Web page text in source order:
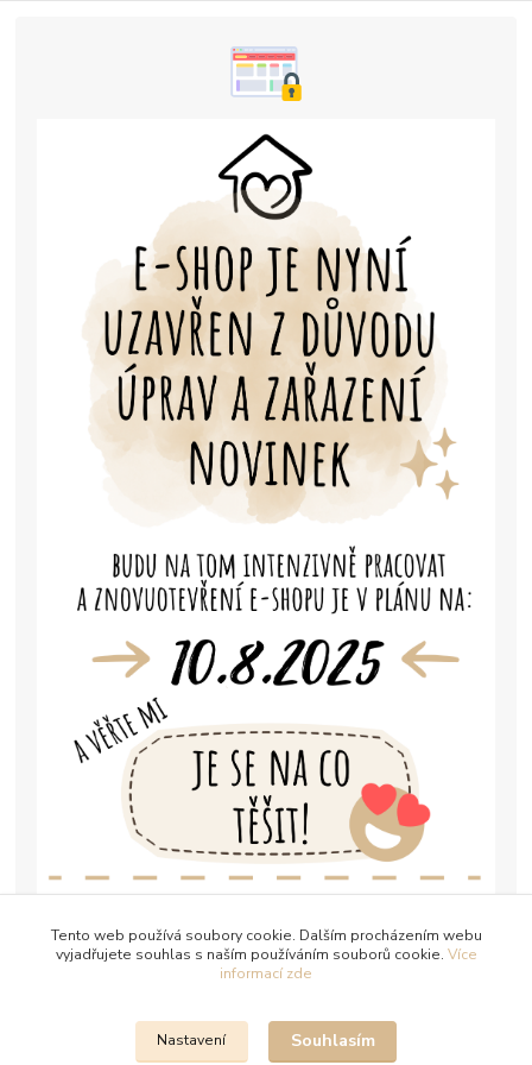
Tento web používá soubory cookie. Dalším procházením webu
vyjadřujete souhlas s naším používáním souborů cookie. Více
informací zde
Nastavení Souhlasím